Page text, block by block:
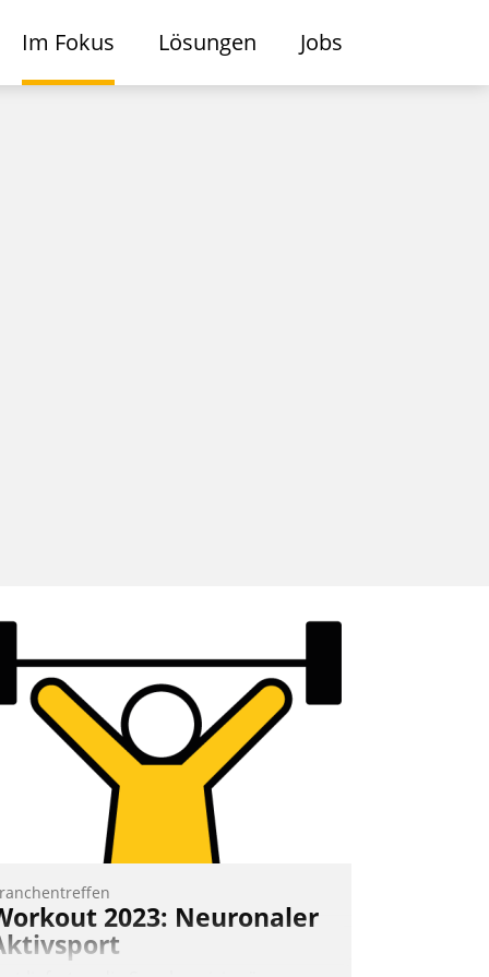
Im Fokus Lösungen Jobs
2023: Neuronaler